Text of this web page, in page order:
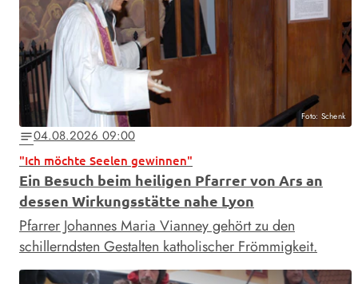
Foto: Schenk
notes04.08.2026 09:00
"Ich möchte Seelen gewinnen"
Ein Besuch beim heiligen Pfarrer von Ars an
dessen Wirkungsstätte nahe Lyon
Pfarrer Johannes Maria Vianney gehört zu den
schillerndsten Gestalten katholischer Frömmigkeit.